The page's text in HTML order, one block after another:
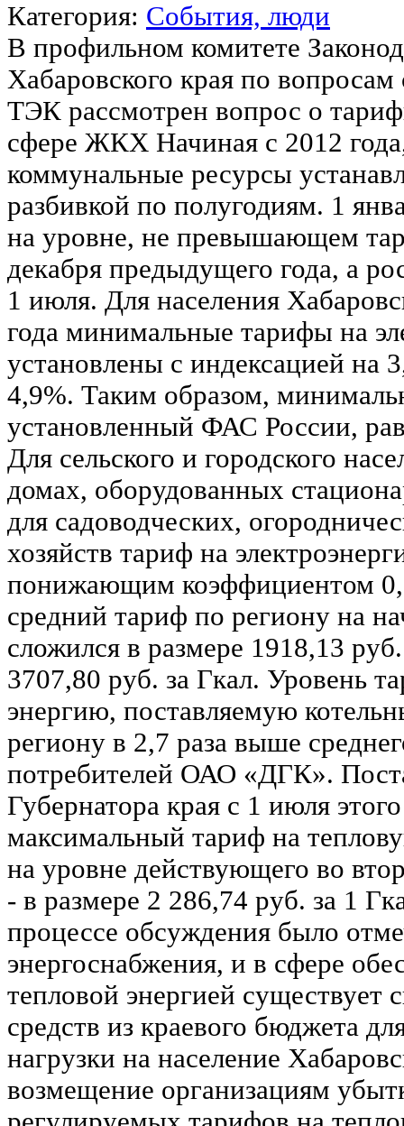
Категория: События, люди
В профильном комитете
Хабаровского края по
ТЭК рассмотрен вопрос о
сфере ЖКХ Начиная с 2012
коммунальные ресурсы
разбивкой по полугодиям. 1
на уровне, не превышающем
декабря предыдущего года, а
1 июля. Для населения
года минимальные тарифы на
установлены с индексацией на
4,9%. Таким образом,
установленный ФАС России,
Для сельского и городского
домах, оборудованных
для садоводческих,
хозяйств тариф на
понижающим коэффициентом
средний тариф по региону на
сложился в размере 1918,13
3707,80 руб. за Гкал. Уровень
энергию, поставляемую
региону в 2,7 раза выше
потребителей ОАО «ДГК».
Губернатора края с 1 июля
максимальный тариф на
на уровне действующего во
- в размере 2 286,74 руб. за 1
процессе обсуждения было
энергоснабжения, и в сфере
тепловой энергией существует
средств из краевого бюджета
нагрузки на население
возмещение организациям